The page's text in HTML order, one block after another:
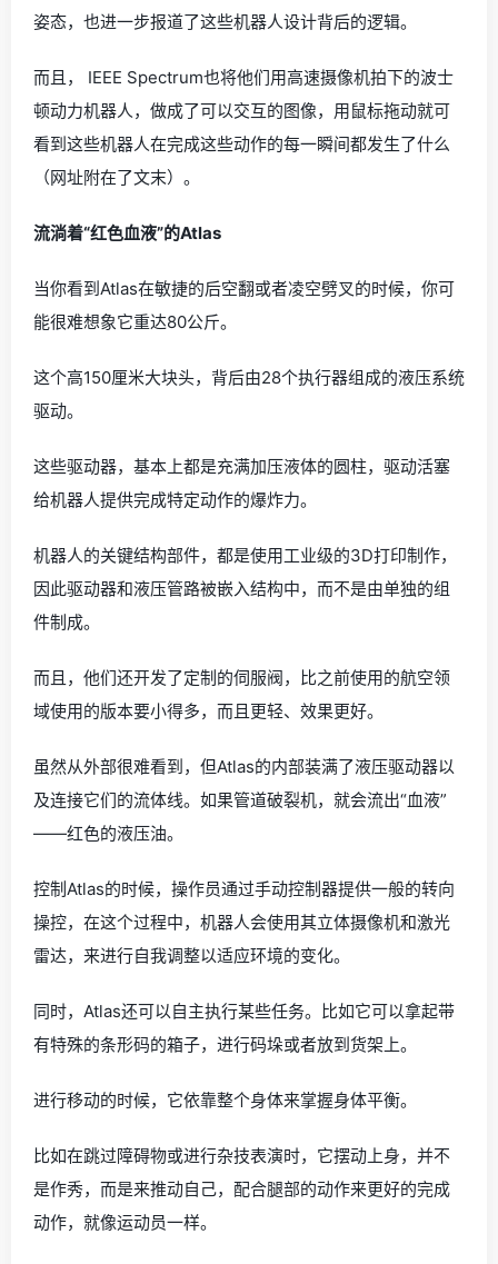
姿态，也进一步报道了这些机器人设计背后的逻辑。
而且， IEEE Spectrum也将他们用高速摄像机拍下的波士
顿动力机器人，做成了可以交互的图像，用鼠标拖动就可
看到这些机器人在完成这些动作的每一瞬间都发生了什么
（网址附在了文末）。
流淌着“红色血液”的Atlas
当你看到Atlas在敏捷的后空翻或者凌空劈叉的时候，你可
能很难想象它重达80公斤。
这个高150厘米大块头，背后由28个执行器组成的液压系统
驱动。
这些驱动器，基本上都是充满加压液体的圆柱，驱动活塞
给机器人提供完成特定动作的爆炸力。
机器人的关键结构部件，都是使用工业级的3D打印制作，
因此驱动器和液压管路被嵌入结构中，而不是由单独的组
件制成。
而且，他们还开发了定制的伺服阀，比之前使用的航空领
域使用的版本要小得多，而且更轻、效果更好。
虽然从外部很难看到，但Atlas的内部装满了液压驱动器以
及连接它们的流体线。如果管道破裂机，就会流出“血液”
——红色的液压油。
控制Atlas的时候，操作员通过手动控制器提供一般的转向
操控，在这个过程中，机器人会使用其立体摄像机和激光
雷达，来进行自我调整以适应环境的变化。
同时，Atlas还可以自主执行某些任务。比如它可以拿起带
有特殊的条形码的箱子，进行码垛或者放到货架上。
进行移动的时候，它依靠整个身体来掌握身体平衡。
比如在跳过障碍物或进行杂技表演时，它摆动上身，并不
是作秀，而是来推动自己，配合腿部的动作来更好的完成
动作，就像运动员一样。